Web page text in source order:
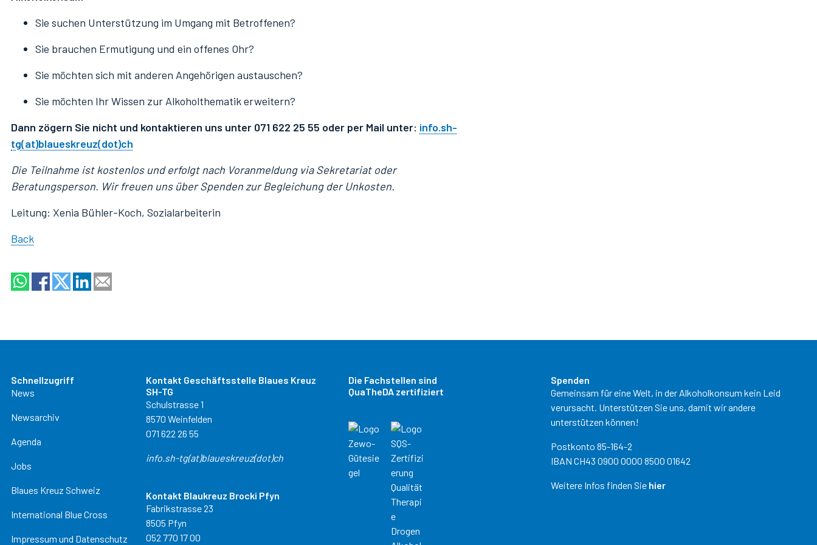
Sie suchen Unterstützung im Umgang mit Betroffenen?
Sie brauchen Ermutigung und ein offenes Ohr?
Sie möchten sich mit anderen Angehörigen austauschen?
Sie möchten Ihr Wissen zur Alkoholthematik erweitern?
Dann zögern Sie nicht und kontaktieren uns unter 071 622 25 55 oder per Mail unter: info.sh-
tg(at)blaueskreuz(dot)ch
Die Teilnahme ist kostenlos und erfolgt nach Voranmeldung via Sekretariat oder
Beratungsperson. Wir freuen uns über Spenden zur Begleichung der Unkosten.
Leitung: Xenia Bühler-Koch, Sozialarbeiterin
Back
Schnellzugriff
News
Newsarchiv
Agenda
Jobs
Blaues Kreuz Schweiz
International Blue Cross
Impressum und Datenschutz
Kontakt Geschäftsstelle Blaues Kreuz
SH-TG
Schulstrasse 1
8570 Weinfelden
071 622 26 55
info.sh-tg(at)blaueskreuz(dot)ch
Kontakt Blaukreuz Brocki Pfyn
Fabrikstrasse 23
8505 Pfyn
052 770 17 00
Die Fachstellen sind
QuaTheDA zertifiziert
Spenden
Gemeinsam für eine Welt, in der Alkoholkonsum kein Leid
verursacht. Unterstützen Sie uns, damit wir andere
unterstützen können!
Postkonto 85-164-2
IBAN CH43 0900 0000 8500 01642
Weitere Infos finden Sie hier